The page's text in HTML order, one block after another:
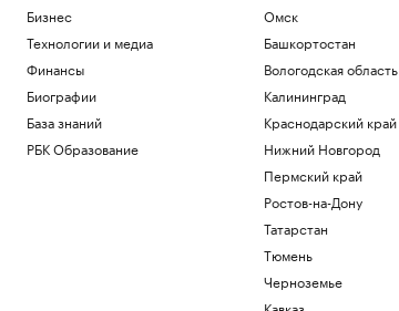
Бизнес
Технологии и медиа
Финансы
Биографии
База знаний
РБК Образование
Омск
Башкортостан
Вологодская область
Калининград
Краснодарский край
Нижний Новгород
Пермский край
Ростов-на-Дону
Татарстан
Тюмень
Черноземье